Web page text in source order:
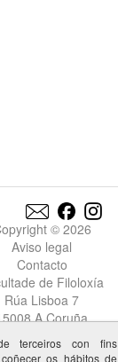
© 2026
Aviso legal
Contacto
de Filoloxía
Rúa Lisboa 7
A Coruña
terceiros con fins
os hábitos de